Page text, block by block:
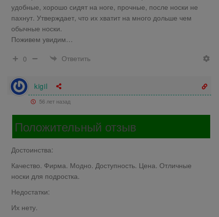
удобные, хорошо сидят на ноге, прочные, после носки не
пахнут. Утверждает, что их хватит на много дольше чем
обычные носки.
Поживем увидим…
0
Ответить
kigil
56 лет назад
Положительный отзыв
Достоинства:
Качество. Фирма. Модно. Доступность. Цена. Отличные
носки для подростка.
Недостатки:
Их нету.